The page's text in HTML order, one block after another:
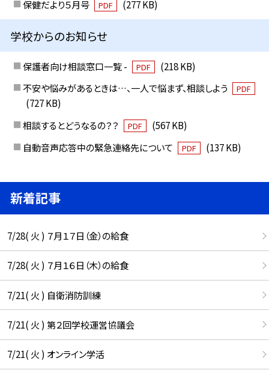
保健だより５月号
PDF (277 KB)
学校からのお知らせ
保護者向け相談窓口一覧 - PDF
(218 KB)
不安や悩みがあるときは…、一人で悩まず、相談しよう
PDF
(727 KB)
相談するとどうなるの？？
PDF
(567 KB)
自動音声応答中の緊急連絡先について
PDF (137 KB)
新着記事
7/28( 火 ) ７月１７日（金）の給食
7/28( 火 ) ７月１６日（木）の給食
7/21( 火 ) 自衛消防訓練
7/21( 火 ) 第２回学校運営協議会
7/21( 火 ) オンライン学活